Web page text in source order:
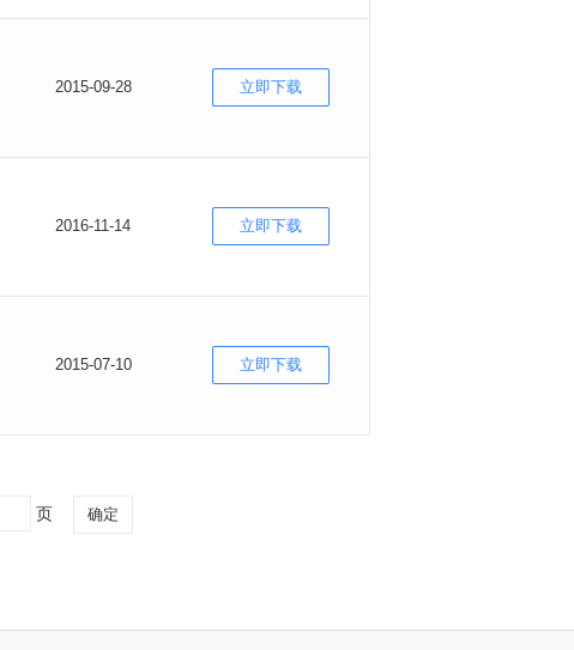
2015-09-28 立即下载
2016-11-14 立即下载
2015-07-10 立即下载
页 确定